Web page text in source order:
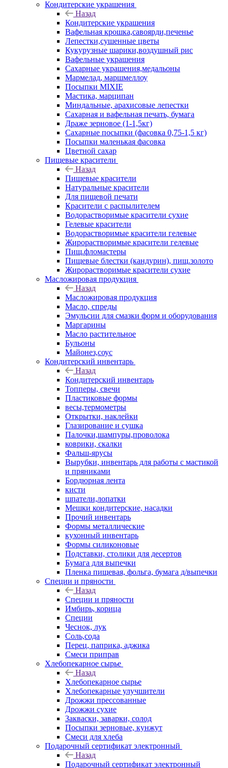
Кондитерские украшения
Назад
Кондитерские украшения
Вафельная крошка,савоярди,печенье
Лепестки,сушенные цветы
Кукурузные шарики,воздушный рис
Вафельные украшения
Сахарные украшения,медальоны
Мармелад, маршмеллоу
Посыпки MIXIE
Мастика, марципан
Миндальные, арахисовые лепестки
Сахарная и вафельная печать, бумага
Драже зерновое (1-1,5кг)
Сахарные посыпки (фасовка 0,75-1,5 кг)
Посыпки маленькая фасовка
Цветной сахар
Пищевые красители
Назад
Пищевые красители
Натуральные красители
Для пищевой печати
Красители с распылителем
Водорастворимые красители сухие
Гелевые красители
Водорастворимые красители гелевые
Жирорастворимые красители гелевые
Пищ.фломастеры
Пищевые блестки (кандурин), пищ.золото
Жирорастворимые красители сухие
Масложировая продукция
Назад
Масложировая продукция
Масло, спреды
Эмульсии для смазки форм и оборудования
Маргарины
Масло растительное
Бульоны
Майонез,соус
Кондитерский инвентарь
Назад
Кондитерский инвентарь
Топперы, свечи
Пластиковые формы
весы,термометры
Открытки, наклейки
Глазирование и сушка
Палочки,шампуры,проволока
коврики, скалки
Фальш-ярусы
Вырубки, инвентарь для работы с мастикой
и пряниками
Бордюрная лента
кисти
шпатели,лопатки
Мешки кондитерские, насадки
Прочий инвентарь
Формы металлические
кухонный инвентарь
Формы силиконовые
Подставки, столики для десертов
Бумага для выпечки
Пленка пищевая, фольга, бумага д/выпечки
Специи и пряности
Назад
Специи и пряности
Имбирь, корица
Специи
Чеснок, лук
Соль,сода
Перец, паприка, аджика
Смеси приправ
Хлебопекарное сырье
Назад
Хлебопекарное сырье
Хлебопекарные улучшители
Дрожжи прессованные
Дрожжи сухие
Закваски, заварки, солод
Посыпки зерновые, кунжут
Смеси для хлеба
Подарочный сертификат электронный
Назад
Подарочный сертификат электронный